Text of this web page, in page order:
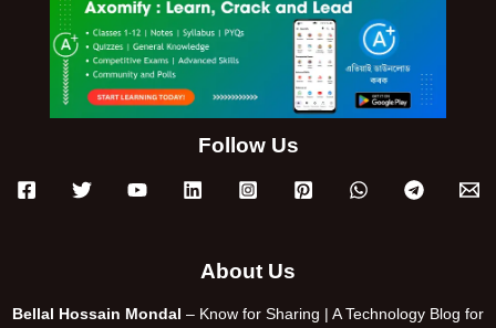
Follow Us
About Us
Bellal Hossain Mondal – Know for Sharing | A Technology Blog for